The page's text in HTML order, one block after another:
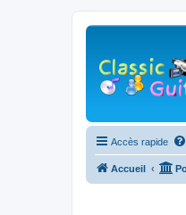
Accès rapide
Accueil